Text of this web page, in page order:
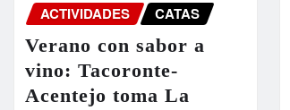
ACTIVIDADES CATAS
Verano con sabor a
vino: Tacoronte-
Acentejo toma La